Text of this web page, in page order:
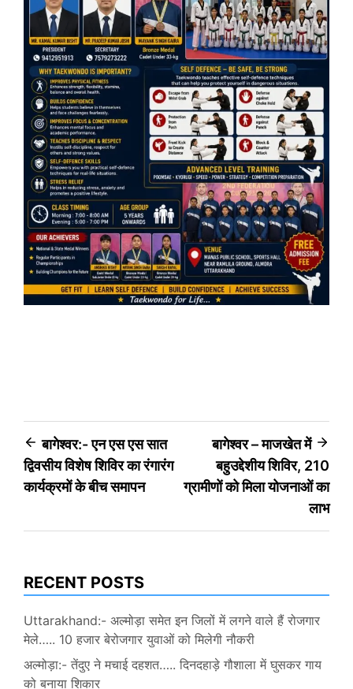
Post
navigation
बागेश्वर:- एन एस एस सात
द्विवसीय विशेष शिविर का रंगारंग
कार्यक्रमों के बीच समापन
बागेश्वर – माजखेत में
बहुउद्देशीय शिविर, 210
ग्रामीणों को मिला योजनाओं का
लाभ
RECENT POSTS
Uttarakhand:- अल्मोड़ा समेत इन जिलों में लगने वाले हैं रोजगार
मेले….. 10 हजार बेरोजगार युवाओं को मिलेगी नौकरी
अल्मोड़ा:- तेंदुए ने मचाई दहशत….. दिनदहाड़े गौशाला में घुसकर गाय
को बनाया शिकार